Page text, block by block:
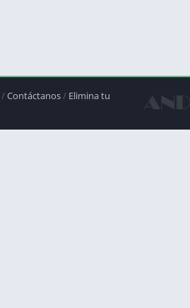
/Contáctanos / Elimina tu